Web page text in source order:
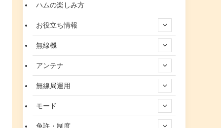
ハムの楽しみ方
お役立ち情報
無線機
アンテナ
無線局運用
モード
免許・制度